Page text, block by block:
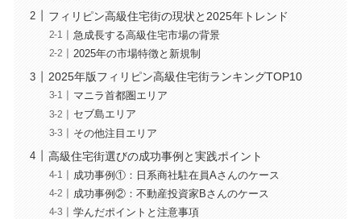
フィリピン高級住宅街の現状と2025年トレンド
急成長する高級住宅市場の背景
2025年の市場特徴と新規制
2025年版フィリピン高級住宅街ランキングTOP10
マニラ首都圏エリア
セブ島エリア
その他注目エリア
高級住宅街選びの成功事例と実践ポイント
成功事例①：日系商社駐在員Aさんのケース
成功事例②：不動産投資家Bさんのケース
学んだポイントと注意事項